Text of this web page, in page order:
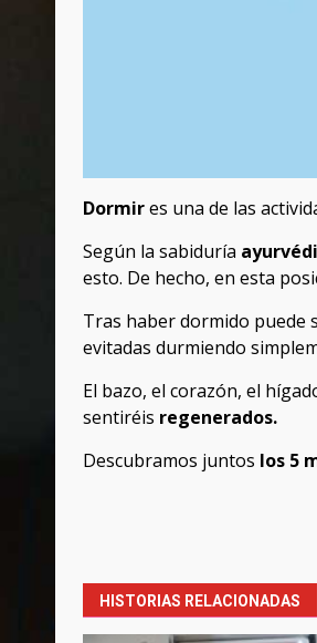
Dormires una de las
Según la sabiduría
esto. De hecho, en esta
Tras haber dormido puede
evitadas durmiendo
El bazo, el corazón, el
sentiréis regenerados.
Descubramos juntos los 5
HISTORIAS RELACIONADAS